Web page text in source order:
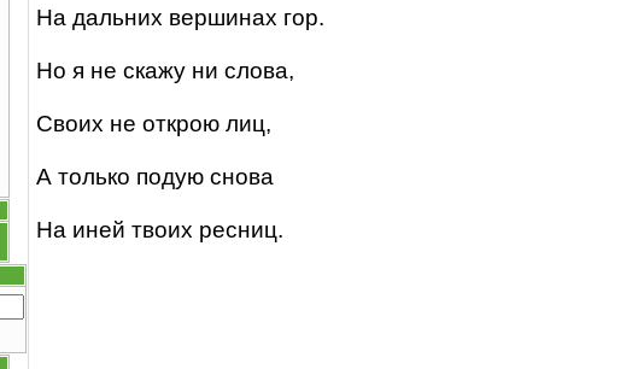
На дальних вершинах гор.
Но я не скажу ни слова,
Своих не открою лиц,
А только подую снова
На иней твоих ресниц.